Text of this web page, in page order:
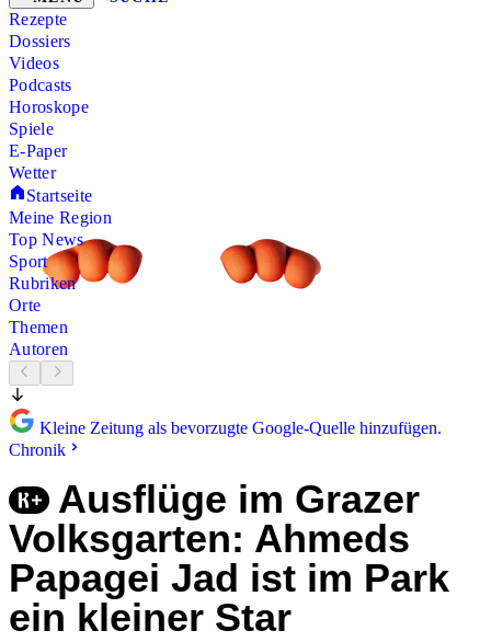
Rezepte
Dossiers
Videos
Podcasts
Horoskope
Spiele
E-Paper
Wetter
Startseite
Meine Region
Top News
Sport
Rubriken
Orte
Themen
Autoren
Kleine Zeitung als bevorzugte Google-Quelle hinzufügen.
Chronik
Ausflüge im Grazer
Volksgarten: Ahmeds
Papagei Jad ist im Park
ein kleiner Star